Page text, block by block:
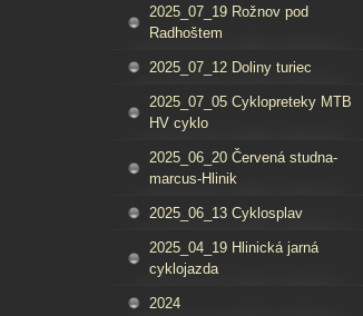
2025_07_19 Rožnov pod
Radhoštem
2025_07_12 Doliny turiec
2025_07_05 Cyklopreteky MTB
HV cyklo
2025_06_20 Červená studna-
marcus-Hlinik
2025_06_13 Cyklosplav
2025_04_19 Hlinická jarná
cyklojazda
2024